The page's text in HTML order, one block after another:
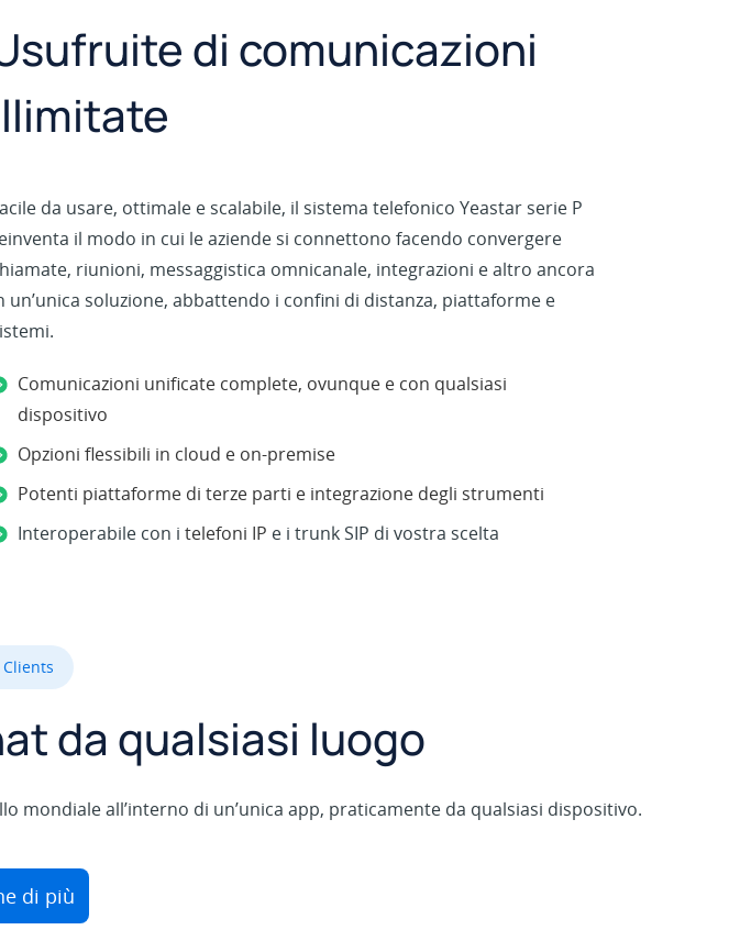
di comunicazioni
da usare, ottimale e scalabile, il sistema telefonico Yeastar serie P
il modo in cui le aziende si connettono facendo convergere
riunioni, messaggistica omnicanale, integrazioni e altro ancora
un’unica soluzione, abbattendo i confini di distanza, piattaforme e
Comunicazioni unificate complete, ovunque e con qualsiasi
dispositivo
Opzioni flessibili in cloud e on-premise
Potenti piattaforme di terze parti e integrazione degli strumenti
Interoperabile con i telefoni IP e i trunk SIP di vostra scelta
Clients
da qualsiasi luogo
mondiale all’interno di un’unica app, praticamente da qualsiasi dispositivo.
di più